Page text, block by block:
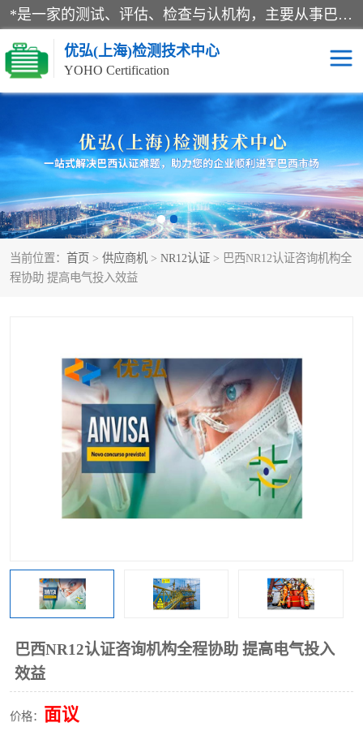
*是一家的测试、评估、检查与认机构，主要从事巴西NR10认证、NR12认证、NR13认证；ANATEL认证、INMTRO认证，欧盟CE认证：MD认证，PED认证，MID认证，ATEX认证，德国蓝色天使认证。
优弘(上海)检测技术中心
YOHO Certification
当前位置： 首页 > 供应商机 > NR12认证 > 巴西NR12认证咨询机构全
程协助 提高电气投入效益
巴西NR12认证咨询机构全程协助 提高电气投入
效益
价格： 面议
RECYCLASS认证 NR10认证
NR12认证 NR13认证
ART认证 巴西NR认证
巴西认证 RETIE认证